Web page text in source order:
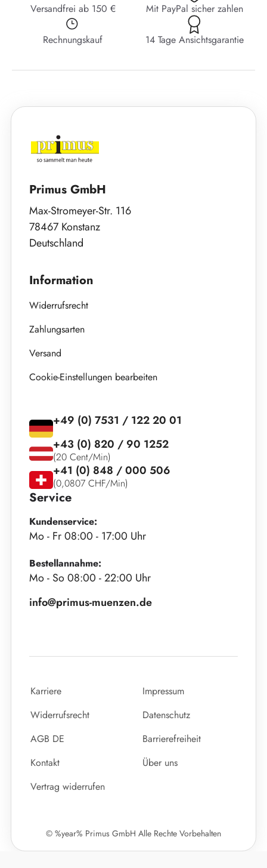
Versandfrei ab 150 € Mit PayPal sicher zahlen
Rechnungskauf 14 Tage Ansichtsgarantie
Primus GmbH
Max-Stromeyer-Str. 116
78467 Konstanz
Deutschland
Information
Widerrufsrecht
Zahlungsarten
Versand
Cookie-Einstellungen bearbeiten
Service
Kundenservice:
Mo - Fr 08:00 - 17:00 Uhr
Bestellannahme:
Mo - So 08:00 - 22:00 Uhr
info@primus-muenzen.de
+49 (0) 7531 / 122 20 01
+43 (0) 820 / 90 1252
(20 Cent/Min)
+41 (0) 848 / 000 506
(0,0807 CHF/Min)
Karriere
Impressum
Widerrufsrecht
Datenschutz
AGB DE
Barrierefreiheit
Kontakt
Über uns
Vertrag widerrufen
© %year% Primus GmbH Alle Rechte Vorbehalten